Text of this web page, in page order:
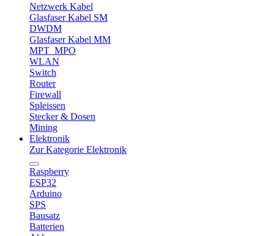
Netzwerk Kabel
Glasfaser Kabel SM
DWDM
Glasfaser Kabel MM
MPT_MPO
WLAN
Switch
Router
Firewall
Spleissen
Stecker & Dosen
Mining
Elektronik
Zur Kategorie Elektronik
Raspberry
ESP32
Arduino
SPS
Bausatz
Batterien